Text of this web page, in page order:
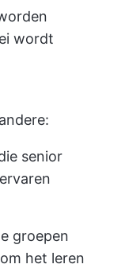
wordt
senior
groepen
het leren